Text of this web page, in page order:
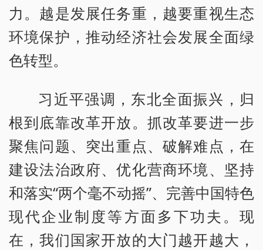
力。越是发展任务重，越要重视生态
环境保护，推动经济社会发展全面绿
色转型。
习近平强调，东北全面振兴，归
根到底靠改革开放。抓改革要进一步
聚焦问题、突出重点、破解难点，在
建设法治政府、优化营商环境、坚持
和落实“两个毫不动摇”、完善中国特色
现代企业制度等方面多下功夫。现
在，我们国家开放的大门越开越大，